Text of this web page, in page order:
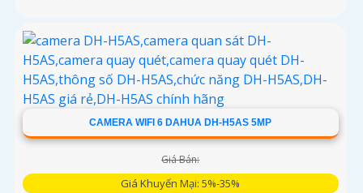
CAMERA WIFI 6 DAHUA DH-H5AS 5MP
Giá Bán:
Giá Khuyến Mại: 5%-35%